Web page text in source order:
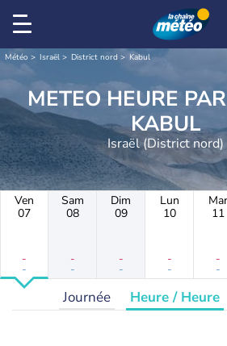
Météo Israël District nord Kabul
METEO HEURE
KABUL
Israël (District nord)
Ven
07
-
-
Sam
08
-
-
Dim
09
-
-
Lun
10
-
-
Mar
11
-
-
Journée Heure / Heure